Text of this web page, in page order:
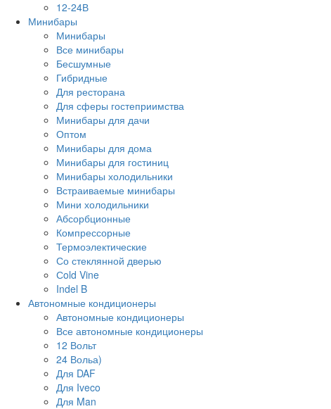
12-24В
Минибары
Минибары
Все минибары
Бесшумные
Гибридные
Для ресторана
Для сферы гостеприимства
Минибары для дачи
Оптом
Минибары для дома
Минибары для гостиниц
Минибары холодильники
Встраиваемые минибары
Мини холодильники
Абсорбционные
Компрессорные
Термоэлектические
Со стеклянной дверью
Сold Vine
Indel B
Автономные кондиционеры
Автономные кондиционеры
Все автономные кондиционеры
12 Вольт
24 Вольа)
Для DAF
Для Iveco
Для Man